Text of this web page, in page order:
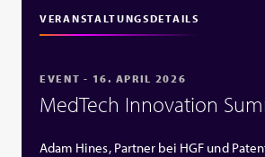
VERANSTALTUNGSDETAILS
EVENT - 16. APRIL 2026
MedTech Innovation
Adam Hines, Partner bei HGF und